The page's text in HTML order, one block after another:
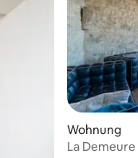
BewertungenWohnung
La